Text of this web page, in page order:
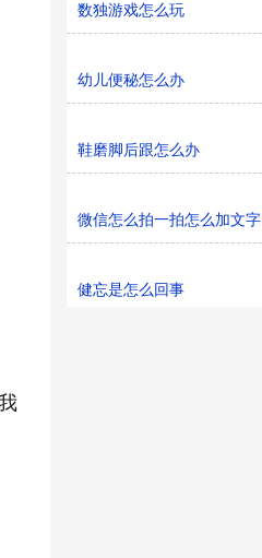
数独游戏怎么玩
幼儿便秘怎么办
鞋磨脚后跟怎么办
微信怎么拍一拍怎么加文字
健忘是怎么回事